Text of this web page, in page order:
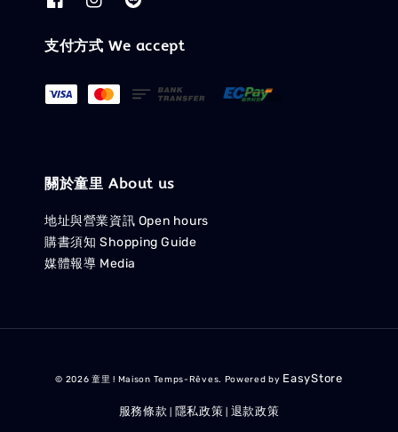
支付方式 We accept
關於童里 About us
地址與營業資訊 Open hours
購書須知 Shopping Guide
媒體報導 Media
© 2026 童里 ! Maison Temps-Rêves. Powered by EasyStore
服務條款 隱私政策 退款政策